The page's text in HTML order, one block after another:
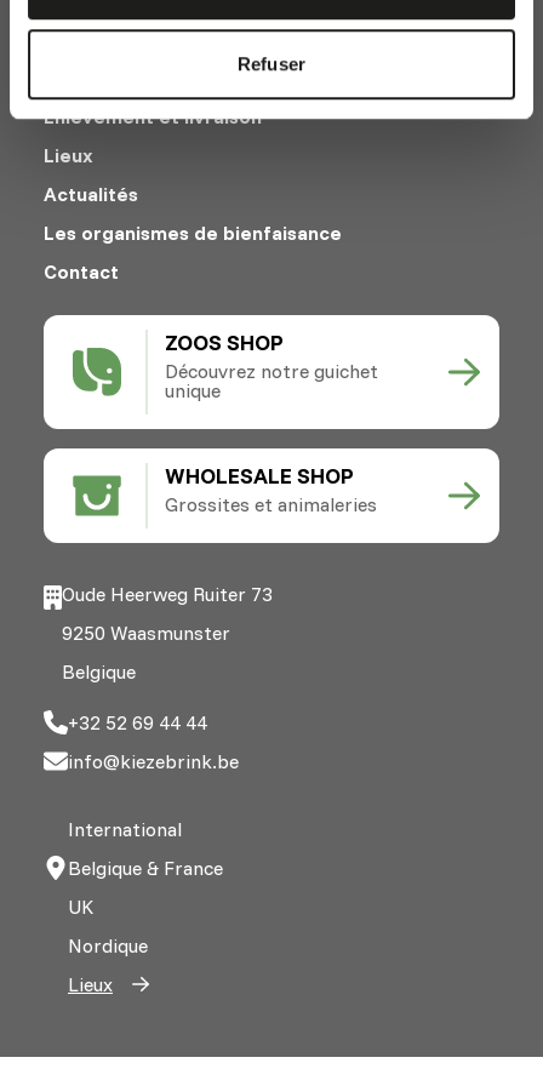
Refuser
ZOOS SHOP
Découvrez notre guichet
unique
WHOLESALE SHOP
Grossites et animaleries
Enlèvement et livraison
Lieux
Actualités
Les organismes de bienfaisance
Contact
Oude Heerweg Ruiter 73
9250 Waasmunster
Belgique
+32 52 69 44 44
info@kiezebrink.be
International
Belgique & France
UK
Nordique
Lieux